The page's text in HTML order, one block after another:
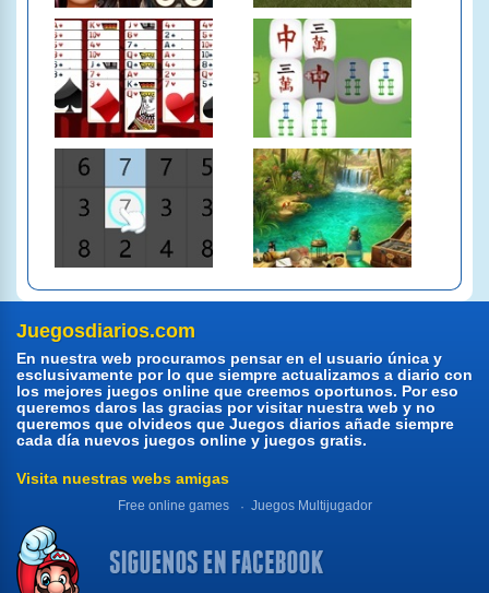
Juegosdiarios.com
En nuestra web procuramos pensar en el usuario única y
esclusivamente por lo que siempre actualizamos a diario con
los mejores juegos online que creemos oportunos. Por eso
queremos daros las gracias por visitar nuestra web y no
queremos que olvideos que Juegos diarios añade siempre
cada día nuevos juegos online y juegos gratis.
Visita nuestras webs amigas
Free online games Juegos Multijugador